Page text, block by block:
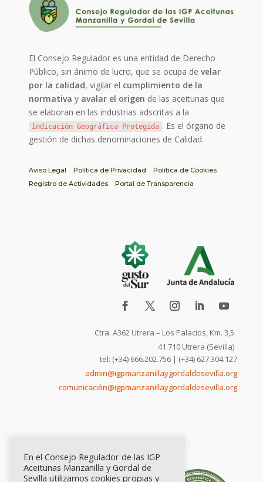
El Consejo Regulador es una entidad de Derecho
Público, sin ánimo de lucro, que se ocupa develar
por la calidad, vigilar el cumplimiento de la
normativa y avalar el origen de las aceitunas que
se elaboran en las industrias adscritas a la
Indicación Geográfica Protegida . Es el órgano de
gestión de dichas denominaciones de Calidad.
Aviso Legal Política de Privacidad
Política de Cookies
Registro de Actividades
Portal de Transparencia
Ctra. A362 Utrera – Los Palacios, Km. 3,5
41.710 Utrera (Sevilla)
tel: (+34) 666.202.756 | (+34) 627.304.127
admin@igpmanzanillaygordaldesevilla.org
comunicación@igpmanzanillaygordaldesevilla.org
En el Consejo Regulador de las IGP
Aceitunas Manzanilla y Gordal de
Sevilla utilizamos cookies propias y